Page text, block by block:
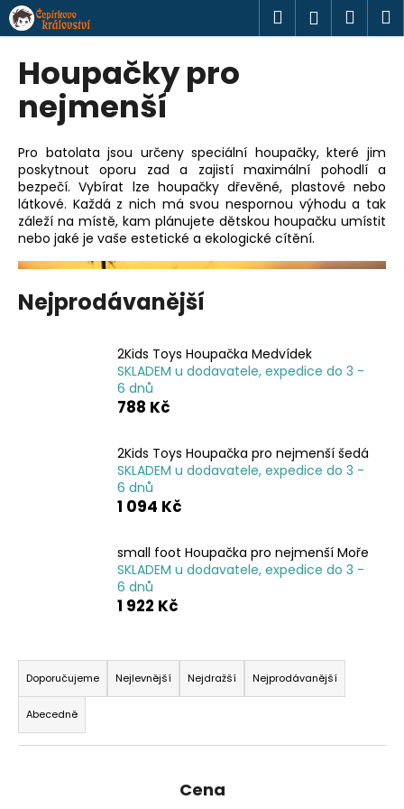
Přejít
na
obsah
Hledat
Houpačky pro
nejmenší
Pro batolata jsou určeny speciální houpačky, které jim
poskytnout oporu zad a zajistí maximální pohodlí a
bezpečí. Vybírat lze houpačky dřevěné, plastové nebo
látkové. Každá z nich má svou nespornou výhodu a tak
záleží na místě, kam plánujete dětskou houpačku umístit
nebo jaké je vaše estetické a ekologické cítění.
Nejprodávanější
2Kids Toys Houpačka Medvídek
SKLADEM u dodavatele, expedice do 3 -
6 dnů
788 Kč
2Kids Toys Houpačka pro nejmenší šedá
SKLADEM u dodavatele, expedice do 3 -
6 dnů
1 094 Kč
small foot Houpačka pro nejmenší Moře
SKLADEM u dodavatele, expedice do 3 -
6 dnů
1 922 Kč
Ř
a
z
e
n
Doporučujeme Nejlevnější Nejdražší Nejprodávanější
Abecedně
Cena
K
o
C
o
p
o
t
ř
e
b
u
j
HLEDAT
D
o
p
o